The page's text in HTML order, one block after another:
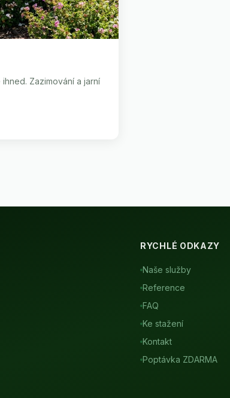
Zazimování a jarní
RYCHLÉ ODKAZY
Naše služby
Reference
FAQ
Ke stažení
Kontakt
Poptávka ZDARMA